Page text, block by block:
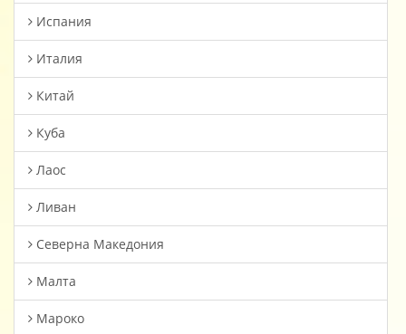
Испания
Италия
Китай
Куба
Лаос
Ливан
Северна Македония
Малта
Мароко